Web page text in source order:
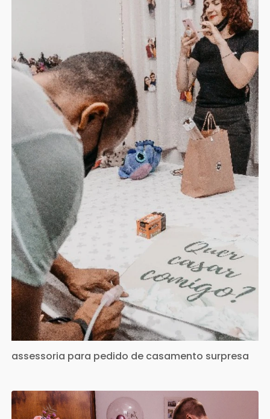
assessoria para pedido de casamento surpresa